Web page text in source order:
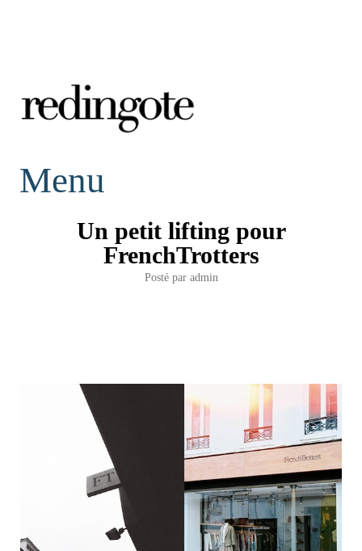
redingote.
Menu
Un petit lifting pour
FrenchTrotters
Posté par admin